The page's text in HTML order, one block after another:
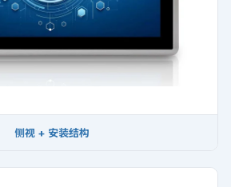
侧视 + 安装结构